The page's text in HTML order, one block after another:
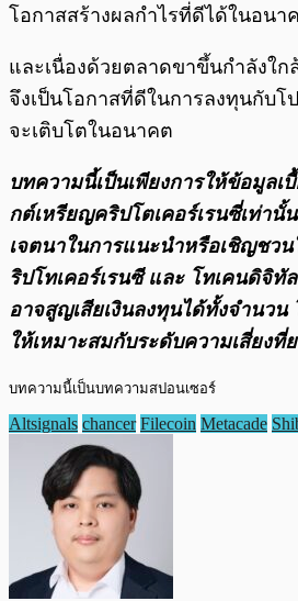
โอกาสสร้างผลกำไรที่ดีได้ในอนา
และเนื่องด้วยตลาดขาขึ้นกำลังใก
จึงเป็นโอกาสที่ดีในการลงทุนกับโ
จะเติบโตในอนาคต
บทความนี้เป็นเพียงการให้ข้อมูลเ
กต์เหรียญคริปโตเคอร์เรนซี่เท่านั้
เจตนาในการแนะนำหรือเชิญชว
ริปโทเคอร์เรนซี และ โทเคนดิจิทั
อาจสูญเสียเงินลงทุนได้ทั้งจํานว
ให้เหมาะสมกับระดับความเสี่ยงที่
บทความนี้เป็นบทความสปอนเซอร์
Altsignals chancer Filecoin Metacade